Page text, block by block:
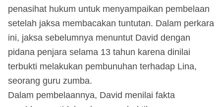
penasihat hukum untuk menyampaikan pembelaan
setelah jaksa membacakan tuntutan. Dalam perkara
ini, jaksa sebelumnya menuntut David dengan
pidana penjara selama 13 tahun karena dinilai
terbukti melakukan pembunuhan terhadap Lina,
seorang guru zumba.
Dalam pembelaannya, David menilai fakta